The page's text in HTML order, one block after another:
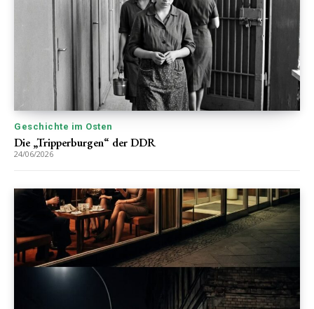
Geschichte im Osten
Die „Tripperburgen“ der DDR
24/06/2026